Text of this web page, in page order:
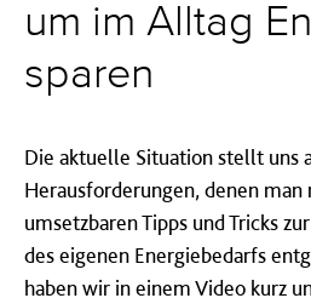
um im Alltag
sparen
Die aktuelle Situation stellt uns
Herausforderungen, denen
umsetzbaren Tipps und Tricks
des eigenen Energiebedarfs
haben wir in einem Video kurz